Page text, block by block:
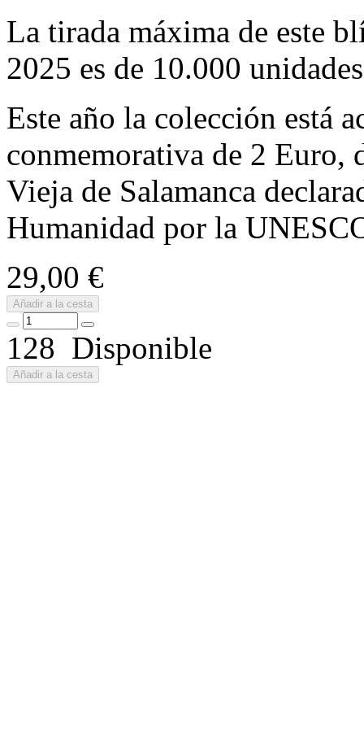
La tirada máxima de este
2025 es de 10.000
Este año la colección está
conmemorativa de 2 Euro,
Vieja de Salamanca
Humanidad por la
29,00 €
Añadir a la cesta
128 Disponible
Añadir a la cesta